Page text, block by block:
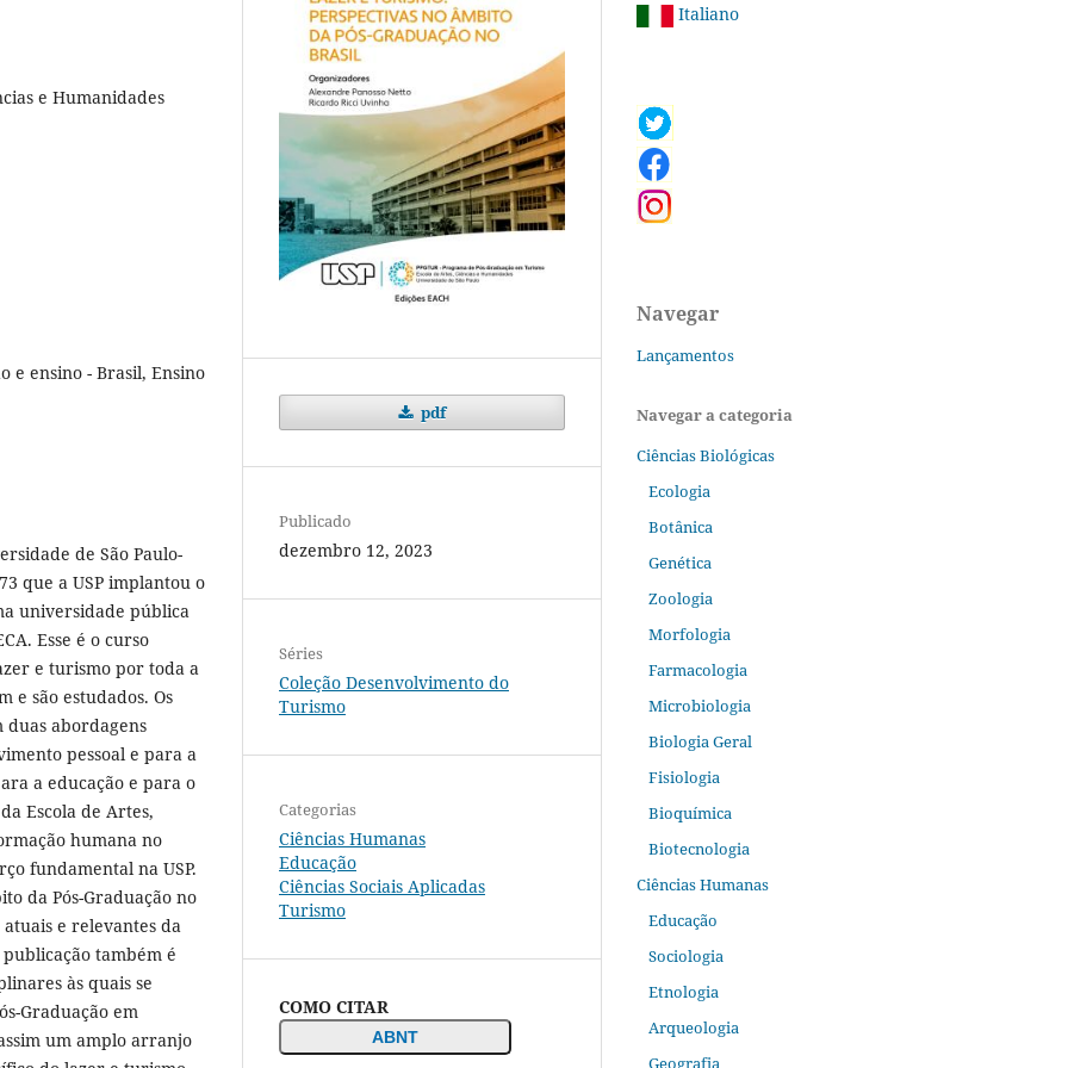
e Humanidades
e ensino - Brasil, Ensino
de São Paulo-
que a USP implantou o
universidade pública
Esse é o curso
e turismo por toda a
e são estudados. Os
duas abordagens
pessoal e para a
a educação e para o
Escola de Artes,
humana no
fundamental na USP.
da Pós-Graduação no
e relevantes da
também é
às quais se
Graduação em
um amplo arranjo
pdf
Publicado
dezembro 12, 2023
Séries
Coleção Desenvolvimento do
Turismo
Categorias
Ciências Humanas
Educação
Ciências Sociais Aplicadas
Turismo
COMO CITAR
ABNT
Italiano
Navegar
Lançamentos
Navegar a categoria
Ciências Biológicas
Ecologia
Botânica
Genética
Zoologia
Morfologia
Farmacologia
Microbiologia
Biologia Geral
Fisiologia
Bioquímica
Biotecnologia
Ciências Humanas
Educação
Sociologia
Etnologia
Arqueologia
Geografia